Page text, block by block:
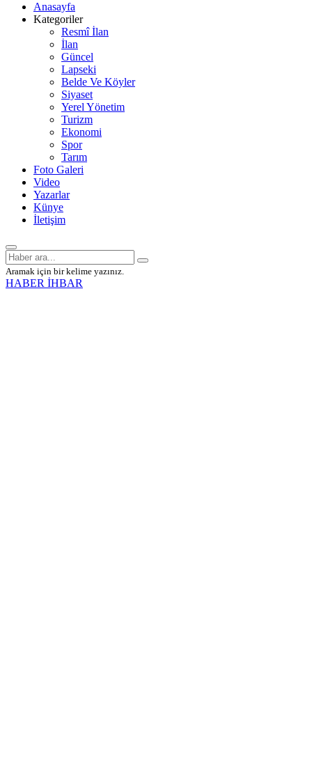
Anasayfa
Kategoriler
Resmî İlan
İlan
Güncel
Lapseki
Belde Ve Köyler
Siyaset
Yerel Yönetim
Turizm
Ekonomi
Spor
Tarım
Foto Galeri
Video
Yazarlar
Künye
İletişim
Aramak için bir kelime yazınız.
HABER İHBAR